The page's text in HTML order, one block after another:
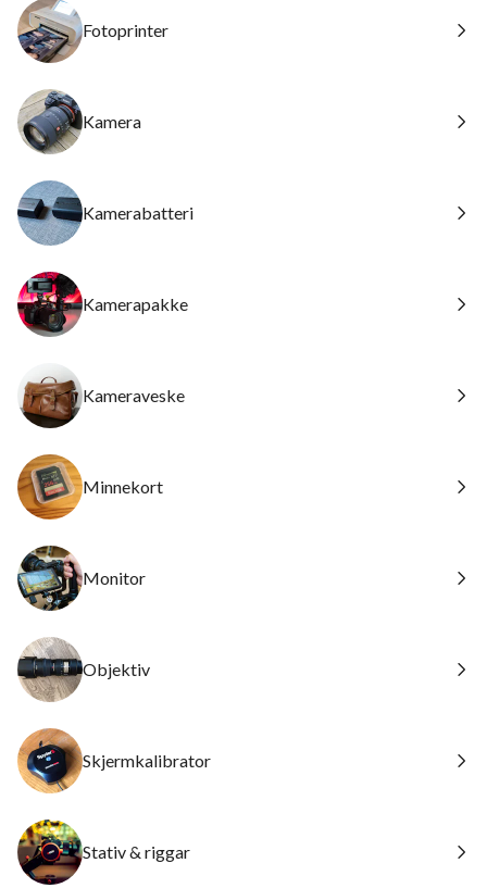
Fotoprinter
Kamera
Kamerabatteri
Kamerapakke
Kameraveske
Minnekort
Monitor
Objektiv
Skjermkalibrator
Stativ & riggar